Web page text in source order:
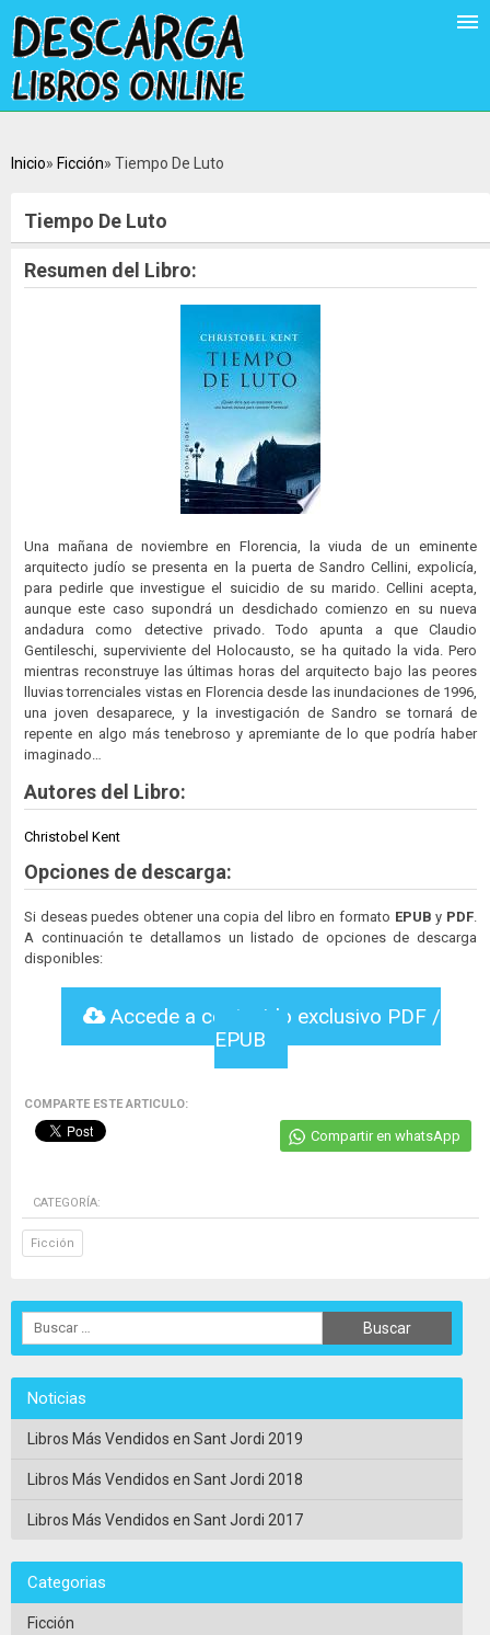
Inicio Ficción Tiempo De Luto
Tiempo De Luto
Resumen del Libro:
Una mañana de noviembre en Florencia, la viuda de un eminente
arquitecto judío se presenta en la puerta de Sandro Cellini, expolicía,
para pedirle que investigue el suicidio de su marido. Cellini acepta,
aunque este caso supondrá un desdichado comienzo en su nueva
andadura como detective privado. Todo apunta a que Claudio
Gentileschi, superviviente del Holocausto, se ha quitado la vida. Pero
mientras reconstruye las últimas horas del arquitecto bajo las peores
lluvias torrenciales vistas en Florencia desde las inundaciones de 1996,
una joven desaparece, y la investigación de Sandro se tornará de
repente en algo más tenebroso y apremiante de lo que podría haber
imaginado…
Autores del Libro:
Christobel Kent
Opciones de descarga:
Si deseas puedes obtener una copia del libro en formato EPUB y PDF
A continuación te detallamos un listado de opciones de descarga
disponibles:
Accede a contenido exclusivo PDF /
EPUB
COMPARTE ESTE ARTICULO:
Compartir en whatsApp
CATEGORÍA:
Ficción
Noticias
Libros Más Vendidos en Sant Jordi 2019
Libros Más Vendidos en Sant Jordi 2018
Libros Más Vendidos en Sant Jordi 2017
Categorias
Ficción